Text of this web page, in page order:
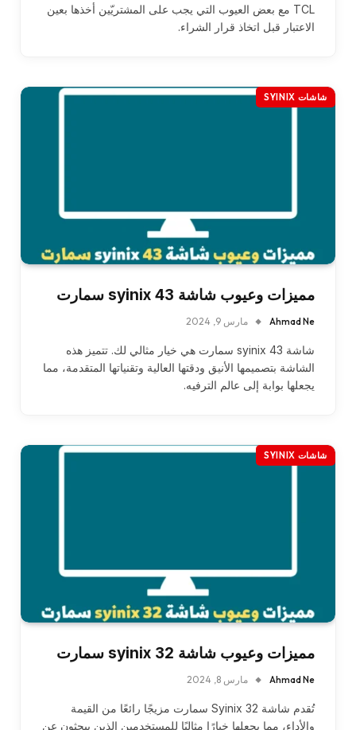
TCL مع بعض العيوب التي يجب على المشتريّين أخذها بعين
الاعتبار قبل اتخاذ قرار الشراء.
شاشات SYINIX
مميزات وعيوب شاشة syinix 43 سمارت
Ahmad Ne مارس 9, 2024
شاشة syinix 43 سمارت هي خيار مثالي لك. تتميز هذه
الشاشة بتصميمها الأنيق ودقتها العالية وتقنياتها المتقدمة، مما
يجعلها بوابة إلى عالم الترفيه.
شاشات SYINIX
مميزات وعيوب شاشة syinix 32 سمارت
Ahmad Ne مارس 8, 2024
تُقدم شاشة Syinix 32 سمارت مزيجًا رائعًا من القيمة
والأداء، مما يجعلها خيارًا مثاليًا للمستخدمين الذين يبحثون عن